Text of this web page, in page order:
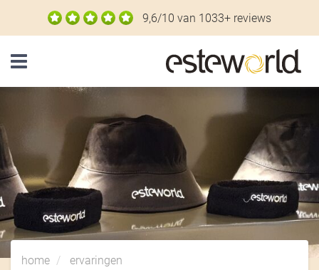
home ervaringen
9,6/10 van 1033+ reviews
Navigatie